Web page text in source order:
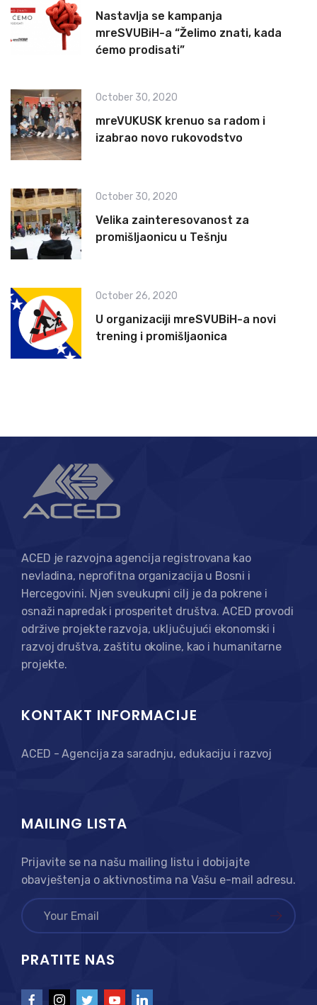
Nastavlja se kampanja
mreSVUBiH-a “Želimo znati, kada
ćemo prodisati”
October 30, 2020
mreVUKUSK krenuo sa radom i
izabrao novo rukovodstvo
October 30, 2020
Velika zainteresovanost za
promišljaonicu u Tešnju
October 26, 2020
U organizaciji mreSVUBiH-a novi
trening i promišljaonica
ACED je razvojna agencija registrovana kao
nevladina, neprofitna organizacija u Bosni i
Hercegovini. Njen sveukupni cilj je da pokrene i
osnaži napredak i prosperitet društva. ACED provodi
održive projekte razvoja, uključujući ekonomski i
razvoj društva, zaštitu okoline, kao i humanitarne
projekte.
KONTAKT INFORMACIJE
ACED - Agencija za saradnju, edukaciju i razvoj
MAILING LISTA
Prijavite se na našu mailing listu i dobijajte
obavještenja o aktivnostima na Vašu e-mail adresu.
PRATITE NAS